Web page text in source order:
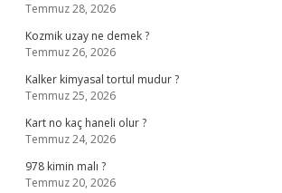
Temmuz 28, 2026
Kozmik uzay ne demek ?
Temmuz 26, 2026
Kalker kimyasal tortul mudur ?
Temmuz 25, 2026
Kart no kaç haneli olur ?
Temmuz 24, 2026
978 kimin malı ?
Temmuz 20, 2026